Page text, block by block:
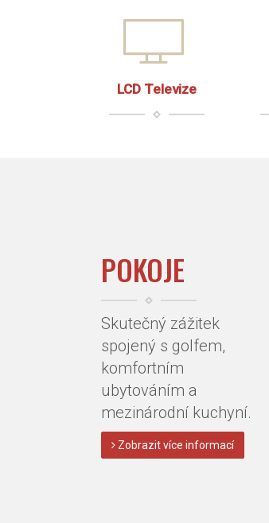
LCD Televize
POKOJE
Skutečný zážitek
spojený s golfem,
komfortním
ubytováním a
mezinárodní kuchyní.
Zobrazit více informací